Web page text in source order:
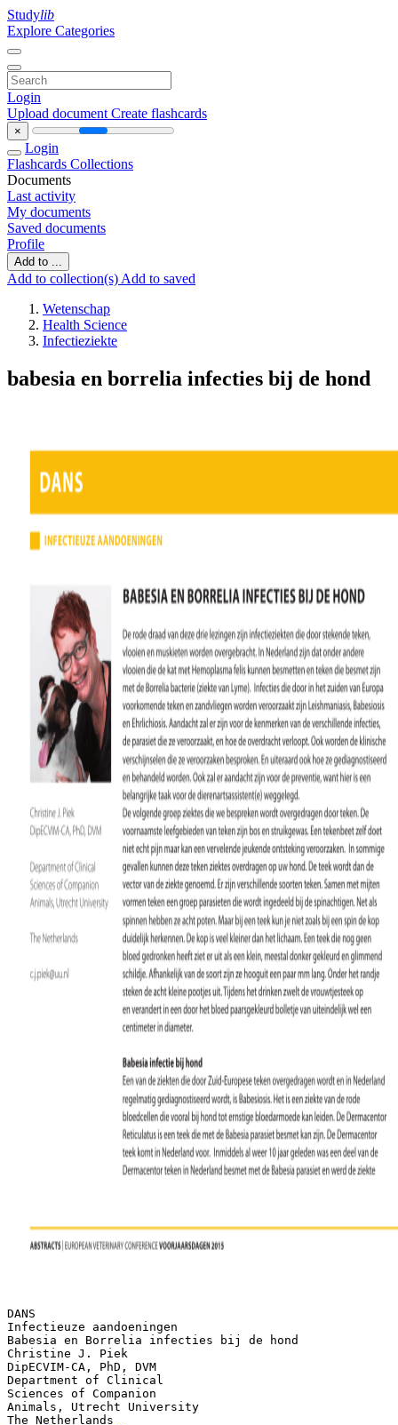
Studylib
Explore Categories
Login
Upload document Create flashcards
×
Login
Flashcards Collections
Documents
Last activity
My documents
Saved documents
Profile
Add to ...
Add to collection(s) Add to saved
Wetenschap
Health Science
Infectieziekte
babesia en borrelia infecties bij de hond
DANS
Infectieuze aandoeningen
Babesia en Borrelia infecties bij de hond
Christine J. Piek
DipECVIM-CA, PhD, DVM
Department of Clinical
Sciences of Companion
Animals, Utrecht University